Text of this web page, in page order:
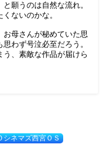
願うのは自然な流れ。
ないのかな。
お母さんが秘めていた思
わず号泣必至だろう。
、素敵な作品が届けら
シネマズ西宮ＯＳ